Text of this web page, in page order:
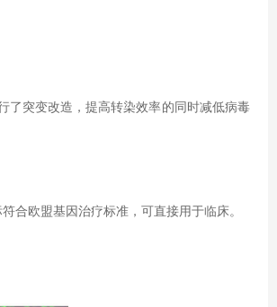
了突变改造，提高转染效率的同时减低病毒
合欧盟基因治疗标准，可直接用于临床。